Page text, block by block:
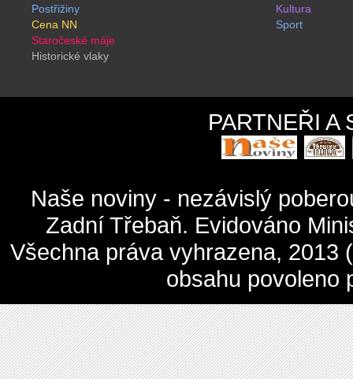
Postřižiny
Cena NN
Staročeské máje
Historické vlaky
Kultura
Sport
PARTNEŘI A
Naše noviny - nezávislý
Zadní Třebaň. Evidováno
Všechna práva vyhrazena,
obsahu povoleno